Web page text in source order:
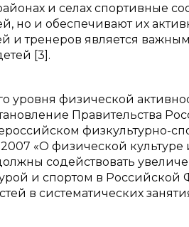
и селах спортивные
но и обеспечивают их
и тренеров является
[3].
уровня физической
Правительства
физкультурно-
«О физической культуре
содействовать
и спортом в Российской
в систематических